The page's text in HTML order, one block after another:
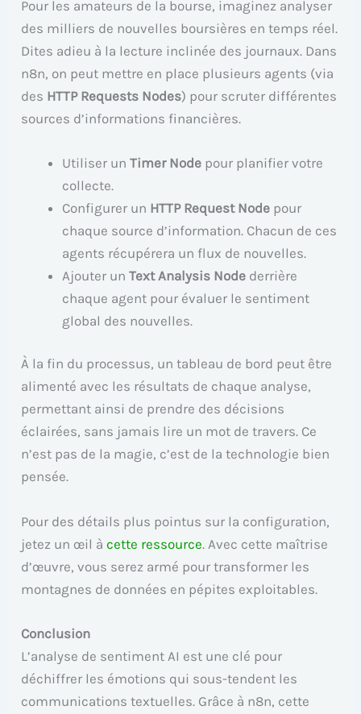
Pour les amateurs de la bourse, imaginez analyser
des milliers de nouvelles boursières en temps réel.
Dites adieu à la lecture inclinée des journaux. Dans
n8n, on peut mettre en place plusieurs agents (via
des HTTP Requests Nodes) pour scruter différentes
sources d’informations financières.
Utiliser unTimer Node pour planifier votre
collecte.
Configurer un HTTP Request Node pour
chaque source d’information. Chacun de ces
agents récupérera un flux de nouvelles.
Ajouter unText Analysis Node derrière
chaque agent pour évaluer le sentiment
global des nouvelles.
À la fin du processus, un tableau de bord peut être
alimenté avec les résultats de chaque analyse,
permettant ainsi de prendre des décisions
éclairées, sans jamais lire un mot de travers. Ce
n’est pas de la magie, c’est de la technologie bien
pensée.
Pour des détails plus pointus sur la configuration,
jetez un œil àcette ressource. Avec cette maîtrise
d’œuvre, vous serez armé pour transformer les
montagnes de données en pépites exploitables.
Conclusion
L’analyse de sentiment AI est une clé pour
déchiffrer les émotions qui sous-tendent les
communications textuelles. Grâce à n8n, cette